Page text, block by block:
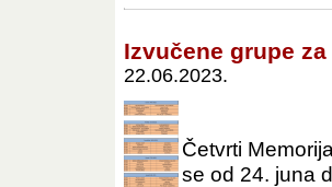
Izvučene grupe
22.06.2023.
Četvrti
se od 24. juna